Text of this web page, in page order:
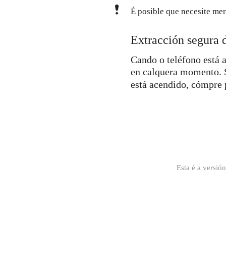
É posible que necesite
Extracción segura
Cando o teléfono está
en calquera momento.
está acendido,
Esta é a